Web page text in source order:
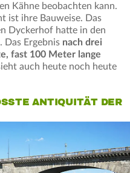
Kähne beobachten kann.
ist ihre Bauweise. Das
Dyckerhof hatte in den
Das Ergebnis nach drei
fast 100 Meter lange
auch heute noch heute
ANTIQUITÄT DER W